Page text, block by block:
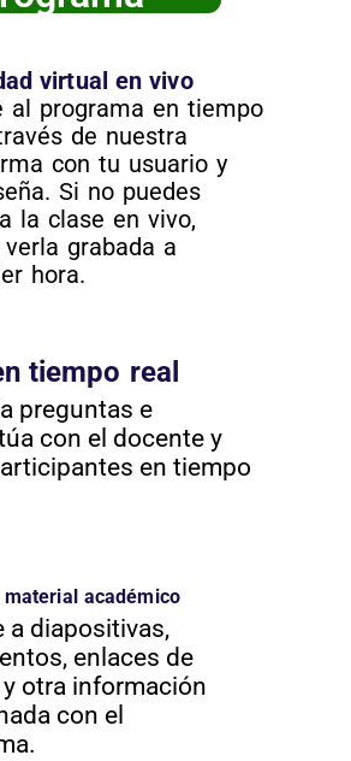
virtual en vivo
al programa en tiempo
de nuestra
con tu usuario y
Si no puedes
la clase en vivo,
grabada a
hora.
tiempo real
preguntas e
con el docente y
en tiempo
académico
a diapositivas,
enlaces de
otra información
con el